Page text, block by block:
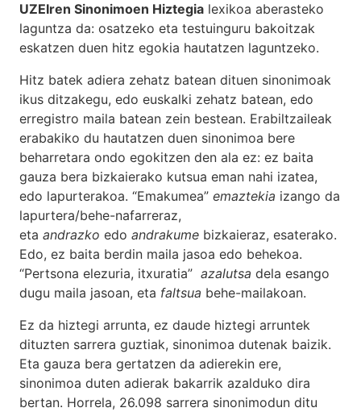
UZEIren Sinonimoen Hiztegia lexikoa aberasteko
laguntza da: osatzeko eta testuinguru bakoitzak
eskatzen duen hitz egokia hautatzen laguntzeko.
Hitz batek adiera zehatz batean dituen sinonimoak
ikus ditzakegu, edo euskalki zehatz batean, edo
erregistro maila batean zein bestean. Erabiltzaileak
erabakiko du hautatzen duen sinonimoa bere
beharretara ondo egokitzen den ala ez: ez baita
gauza bera bizkaierako kutsua eman nahi izatea,
edo lapurterakoa. “Emakumea” emaztekia izango da
lapurtera/behe-nafarreraz,
eta andrazko edo andrakume bizkaieraz, esaterako.
Edo, ez baita berdin maila jasoa edo behekoa.
“Pertsona elezuria, itxuratia” azalutsa dela esango
dugu maila jasoan, eta faltsua behe-mailakoan.
Ez da hiztegi arrunta, ez daude hiztegi arruntek
dituzten sarrera guztiak, sinonimoa dutenak baizik.
Eta gauza bera gertatzen da adierekin ere,
sinonimoa duten adierak bakarrik azalduko dira
bertan. Horrela, 26.098 sarrera sinonimodun ditu